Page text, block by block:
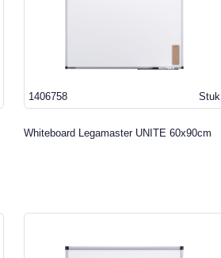
Stuk
1406758
Whiteboard Legamaster UNITE 60x90cm